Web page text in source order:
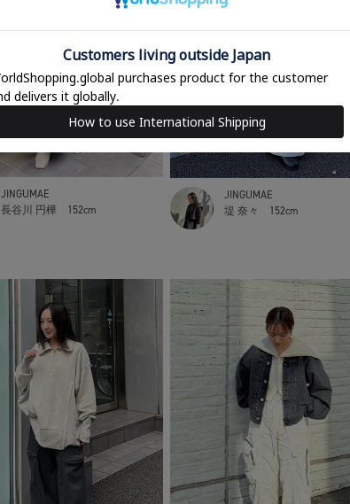
JINGUMAE
長谷川 円樺
152cm
JINGUMAE
堤 奈々
152cm